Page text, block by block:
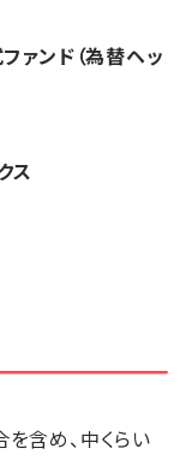
ァンド（為替ヘッ
ス
含め、中くらい